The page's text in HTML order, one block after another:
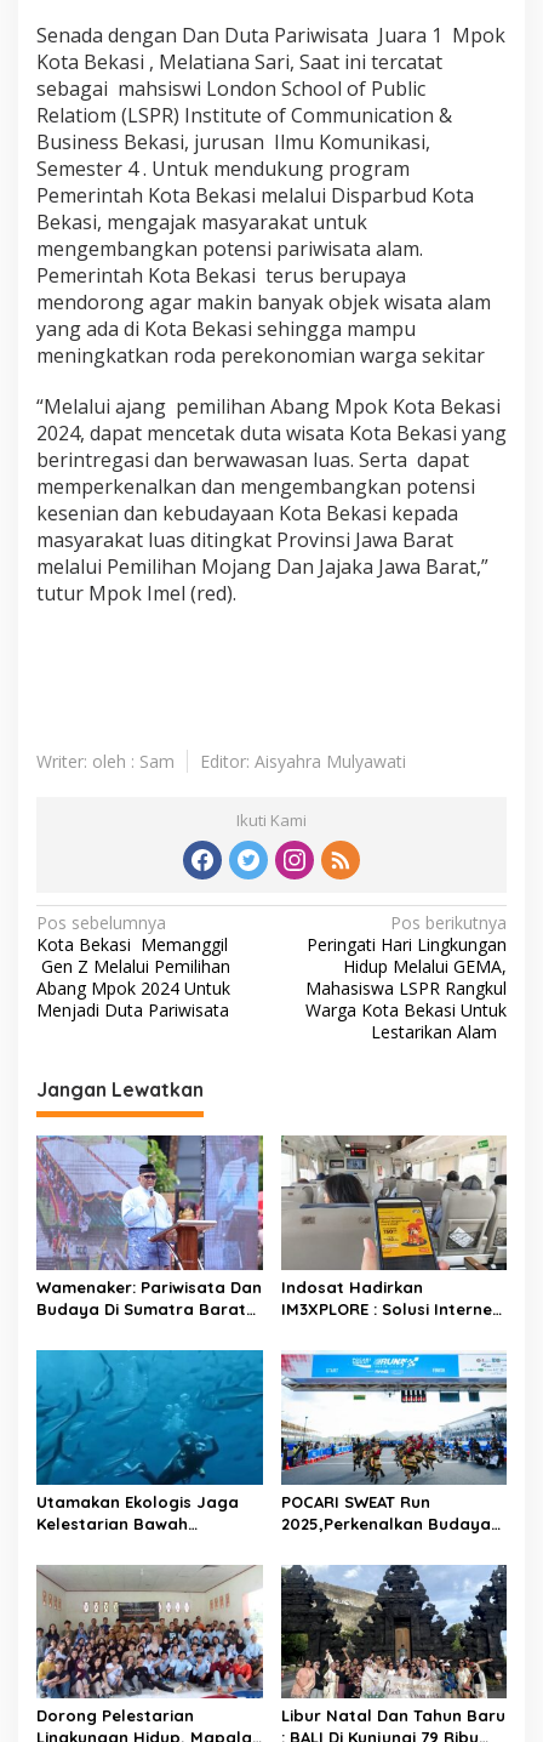
Senada dengan Dan Duta Pariwisata Juara 1 Mpok
Kota Bekasi , Melatiana Sari, Saat ini tercatat
sebagai mahsiswi London School of Public
Relatiom (LSPR) Institute of Communication &
Business Bekasi, jurusan Ilmu Komunikasi,
Semester 4 . Untuk mendukung program
Pemerintah Kota Bekasi melalui Disparbud Kota
Bekasi, mengajak masyarakat untuk
mengembangkan potensi pariwisata alam.
Pemerintah Kota Bekasi terus berupaya
mendorong agar makin banyak objek wisata alam
yang ada di Kota Bekasi sehingga mampu
meningkatkan roda perekonomian warga sekitar
“Melalui ajang pemilihan Abang Mpok Kota Bekasi
2024, dapat mencetak duta wisata Kota Bekasi yang
berintregasi dan berwawasan luas. Serta dapat
memperkenalkan dan mengembangkan potensi
kesenian dan kebudayaan Kota Bekasi kepada
masyarakat luas ditingkat Provinsi Jawa Barat
melalui Pemilihan Mojang Dan Jajaka Jawa Barat,”
tutur Mpok Imel (red).
Writer: oleh : Sam Editor: Aisyahra Mulyawati
Ikuti Kami
Navigasi
pos
Pos sebelumnya
Kota Bekasi Memanggil
Gen Z Melalui Pemilihan
Abang Mpok 2024 Untuk
Menjadi Duta Pariwisata
Pos berikutnya
Peringati Hari Lingkungan
Hidup Melalui GEMA,
Mahasiswa LSPR Rangkul
Warga Kota Bekasi Untuk
Lestarikan Alam
Jangan Lewatkan
Wamenaker: Pariwisata Dan
Budaya Di Sumatra Barat
Menciptaan Lapangan
Indosat Hadirkan
IM3XPLORE : Solusi Internet
Tahun Ke Destinasi Wisata
Domestik Dan Trip Luar
Negeri
Utamakan Ekologis Jaga
Kelestarian Bawah
Melaui Pariwisata Laut
Diving Jadi Ekonomi Biru
POCARI SWEAT Run
2025,Perkenalkan Budaya
Kepada Masyarakat Luas
Dorong Pelestarian
Lingkungan Hidup, Mapala
Libur Natal Dan Tahun Baru
: BALI Di Kunjungi 79 Ribu